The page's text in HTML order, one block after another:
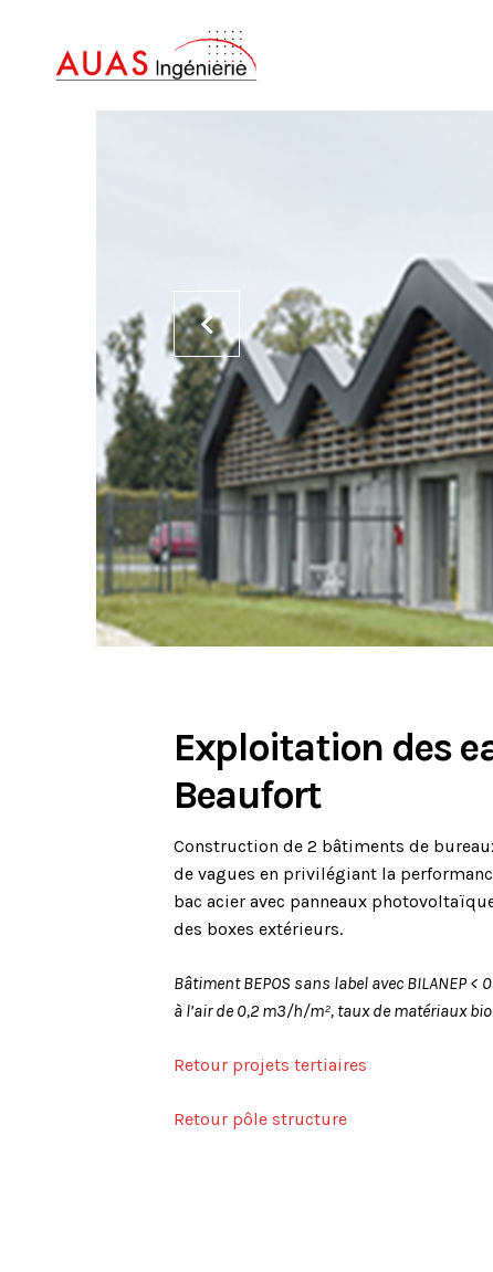
Exploitation des
Beaufort
Construction de 2 bâtiments de
de vagues en privilégiant la
bac acier avec panneaux
des boxes extérieurs.
Bâtiment BEPOS sans label avec BILANEP
à l’air de 0,2 m3/h/m², taux de matériaux
Retour projets tertiaires
Retour pôle structure